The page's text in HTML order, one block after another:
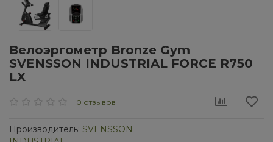
Велоэргометр Bronze Gym
SVENSSON INDUSTRIAL FORCE R750
LX
0 отзывов
Производитель: SVENSSON